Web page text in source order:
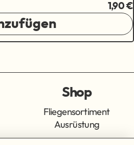
1,90 €
Shop
Fliegensortiment
Ausrüstung